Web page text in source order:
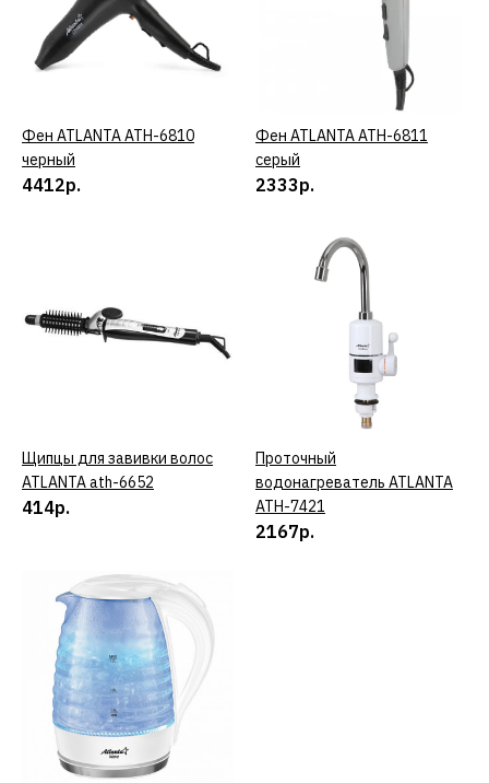
КУПИТЬ
ДОБАВИТЬ К СРАВНЕНИЮ
ДОБАВИТЬ В ПОЖЕЛАНИЯ
Фен ATLANTA ATH-6766
белый
КУПИТЬ
ДОБАВИТЬ К СРАВНЕНИЮ
ДОБАВИТЬ В ПОЖЕЛАНИЯ
Фен ATLANTA ATH-6810
черный
КУПИТЬ
Фен ATLANTA ATH-6810
черный
4412р.
КУПИТЬ
Фен ATLANTA ATH-6811
серый
2333р.
КУПИТЬ
Щипцы для завивки волос
ATLANTA ath-6652
414р.
КУПИТЬ
Проточный
водонагреватель ATLANTA
ATH-7421
2167р.